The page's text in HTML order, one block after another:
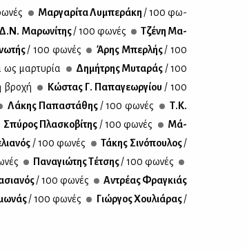
Μαρ­γα­ρί­τα Λυ­μπε­ρά­κη / 100 φω­
Δ.Ν. Μα­ρω­νί­της/ 100 φω­νές
Τζέ­νη Μα­
/ 100 φω­νές Άρης Μπερ­λής/ 100
ως μαρ­τυ­ρία Δη­μή­τρης Μυ­τα­ράς / 100
βρο­χή Κώ­στας Γ. Πα­πα­γε­ωρ­γί­ου / 100
Λά­κης Πα­πα­στά­θης / 100 φω­νές
Τ.Κ.
Σπύ­ρος Πλα­σκο­βί­της / 100 φω­νές
Μά­
/ 100 φω­νές Τά­κης Σι­νό­που­λος/
Πα­να­γιώ­της Τέ­τσης/ 100 φω­νές
/ 100 φω­νές
Αντρέ­ας Φρα­γκιάς
/ 100 φω­νές Γιώρ­γος Χου­λιά­ρας/